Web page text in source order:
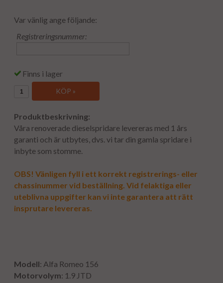
Var vänlig ange följande:
Registreringsnummer:
Finns i lager
KÖP »
Produktbeskrivning:
Våra renoverade dieselspridare levereras med 1 års
garanti och är utbytes, dvs. vi tar din gamla spridare i
inbyte som stomme.
OBS! Vänligen fyll i ett korrekt registrerings- eller
chassinummer vid beställning. Vid felaktiga eller
uteblivna uppgifter kan vi inte garantera att rätt
insprutare levereras.
Modell: Alfa Romeo 156
Motorvolym: 1.9 JTD